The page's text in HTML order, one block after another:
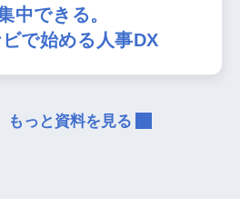
中できる。
で始める人事DX
もっと資料を見る